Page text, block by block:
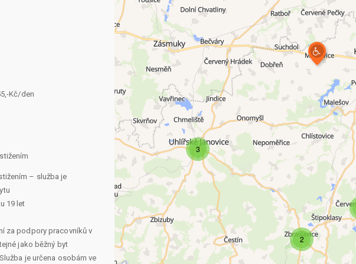
Kč/den
– služba je
19 let
za podpory pracovníků v
jako běžný byt
je určena osobám ve
3
2